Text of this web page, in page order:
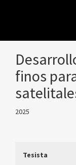
finos
2025
Tesista